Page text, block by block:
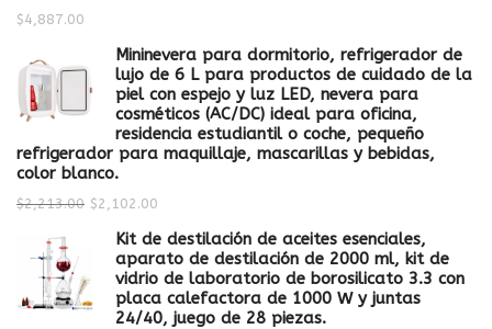
$4,887.00
Mininevera para dormitorio, refrigerador de
lujo de 6 L para productos de cuidado de la
piel con espejo y luz LED, nevera para
cosméticos (AC/DC) ideal para oficina,
residencia estudiantil o coche, pequeño
refrigerador para maquillaje, mascarillas y bebidas,
color blanco.
$2,213.00 $2,102.00
Kit de destilación de aceites esenciales,
aparato de destilación de 2000 ml, kit de
vidrio de laboratorio de borosilicato 3.3 con
placa calefactora de 1000 W y juntas
24/40, juego de 28 piezas.